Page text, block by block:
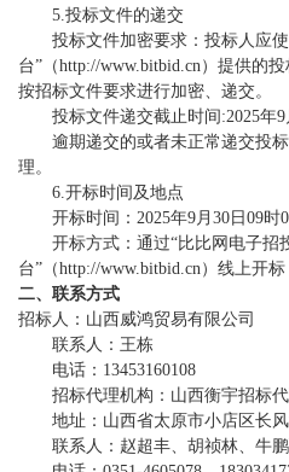
5.投标文件的递交
投标文件加密要求：投标人应
台”（http://www.bitbid.cn）提供的
按招标文件要求进行加密、递交。
投标文件递交截止时间:2025年9
逾期递交的或者未正常递交投
理。
6.开标时间及地点
开标时间：2025年9月30日09时
开标方式：通过“比比网电子招
台”（http://www.bitbid.cn）线上开
二、联系方式
招标人：山西威鸿贸易有限公司
联系人：王栋
电话：13453160108
招标代理机构：山西衡宇招标
地址：山西省太原市小店区长
联系人：赵超丰、胡祯林、牛